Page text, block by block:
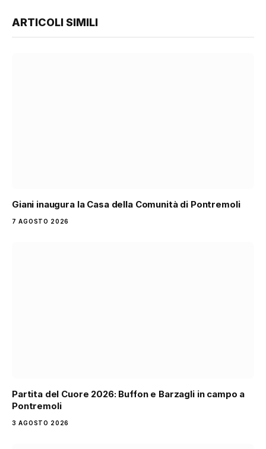
ARTICOLI SIMILI
Giani inaugura la Casa della Comunità di Pontremoli
7 AGOSTO 2026
Partita del Cuore 2026: Buffon e Barzagli in campo a
Pontremoli
3 AGOSTO 2026